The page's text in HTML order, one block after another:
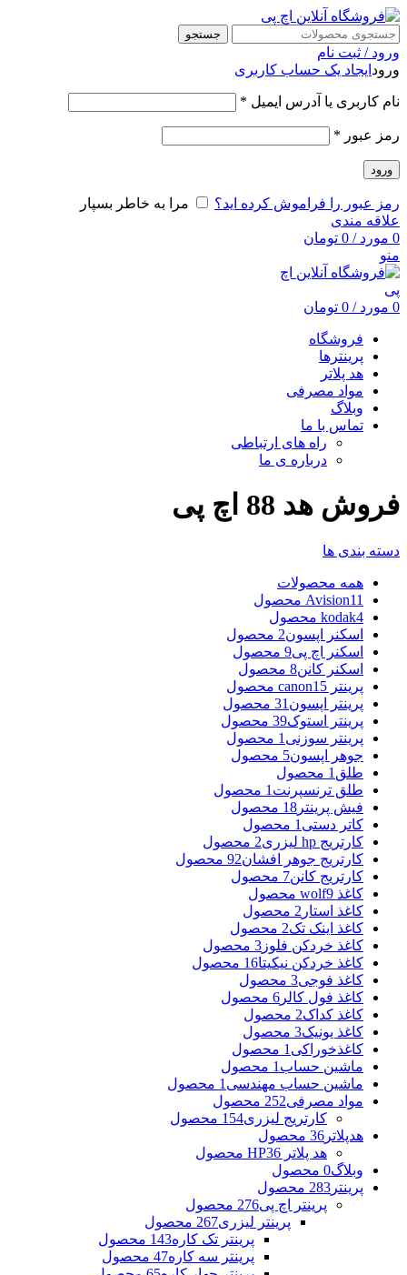
جستجو
ورود / ثبت نام
ورود ایجاد یک حساب کاربری
نام کاربری یا آدرس ایمیل *
رمز عبور *
ورود
رمز عبور را فراموش کرده اید؟
مرا به خاطر بسپار
علاقه مندی
0 مورد /
0 تومان
منو
0 مورد /
0 تومان
فروشگاه
پرینترها
هد پلاتر
مواد مصرفی
وبلاگ
تماس با ما
راه های ارتباطی
درباره ی ما
فروش هد 88 اچ پی
دسته بندی ها
همه محصولات
Avision11 محصول
kodak4 محصول
اسکنر اپسون2 محصول
اسکنر اچ پی9 محصول
اسکنر کانن8 محصول
پرینتر canon 15 محصول
پرینتر اپسون 31 محصول
پرینتر استوک39 محصول
پرینتر سوزنی 1 محصول
جوهر اپسون5 محصول
طلق 1 محصول
طلق ترنسپرنت 1 محصول
فیش پرینتر 18 محصول
کاتر دستی 1 محصول
کارتریج hp لیزری
2 محصول
کارتریج جوهر افشان92 محصول
کارتریج کانن7 محصول
کاغذ wolf 9 محصول
کاغذ استار 2 محصول
کاغذ اینک تک2 محصول
کاغذ خردکن فلوز 3 محصول
کاغذ خردکن نیکیتا16 محصول
کاغذ فوجی3 محصول
کاغذ فول کالر 6 محصول
کاغذ کداک2 محصول
کاغذ یونیک3 محصول
کاغذخوراکی 1 محصول
ماشین حساب 1 محصول
ماشین حساب مهندسی 1 محصول
مواد مصرفی252 محصول
کارتریج لیزری154 محصول
هدپلاتر 36 محصول
هد پلاتر HP 36 محصول
وبلاگ0 محصول
پرینتر 283 محصول
پرینتر اچ پی276 محصول
پرینتر لیزری267 محصول
پرینتر تک کاره143 محصول
پرینتر سه کاره47 محصول